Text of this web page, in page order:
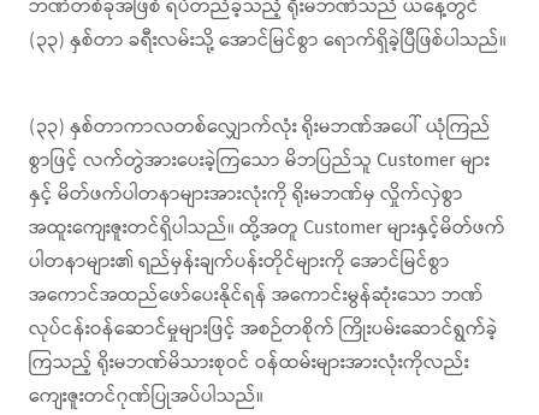
ဘဏ်တစ်ခုအဖြစ် ရပ်တည်ခဲ့သည့် ရိုးမဘဏ်သည် ယနေ့တွင်
(၃၃) နှစ်တာ ခရီးလမ်းသို့ အောင်မြင်စွာ ရောက်ရှိခဲ့ပြီဖြစ်ပါသည်။
(၃၃) နှစ်တာကာလတစ်လျှောက်လုံး ရိုးမဘဏ်အပေါ် ယုံကြည်
စွာဖြင့် လက်တွဲအားပေးခဲ့ကြသော မိဘပြည်သူ Customer များ
နှင့် မိတ်ဖက်ပါတနာများအားလုံးကို ရိုးမဘဏ်မှ လှိုက်လှဲစွာ
အထူးကျေးဇူးတင်ရှိပါသည်။ ထို့အတူ Customer များနှင့်မိတ်ဖက်
ပါတနာများ၏ ရည်မှန်းချက်ပန်းတိုင်များကို အောင်မြင်စွာ
အကောင်အထည်ဖော်ပေးနိုင်ရန် အကောင်းမွန်ဆုံးသော ဘဏ်
လုပ်ငန်းဝန်ဆောင်မှုများဖြင့် အစဉ်တစိုက် ကြိုးပမ်းဆောင်ရွက်ခဲ့
ကြသည့် ရိုးမဘဏ်မိသားစုဝင် ဝန်ထမ်းများအားလုံးကိုလည်း
ကျေးဇူးတင်ဂုဏ်ပြုအပ်ပါသည်။